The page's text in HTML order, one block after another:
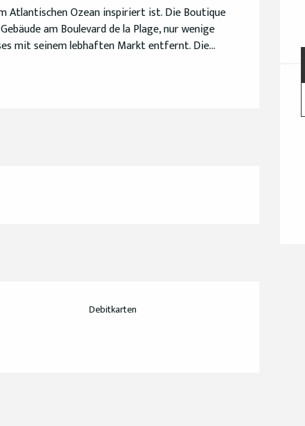
Atlantischen Ozean inspiriert ist. Die Boutique
am Boulevard de la Plage, nur wenige
mit seinem lebhaften Markt entfernt. Die...
Debitkarten